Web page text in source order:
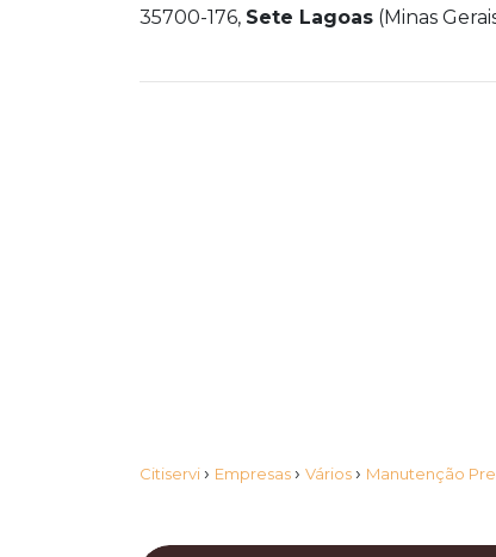
35700-176, Sete Lagoas (Minas
Citiservi › Empresas › Vários › Manutenção